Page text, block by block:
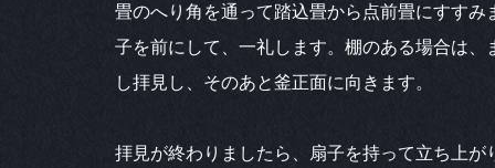
畳のへり角を通って踏込畳から点前畳にすすみ
子を前にして、一礼します。棚のある場合は、
し拝見し、そのあと釜正面に向きます。
拝見が終わりましたら、扇子を持って立ち上が